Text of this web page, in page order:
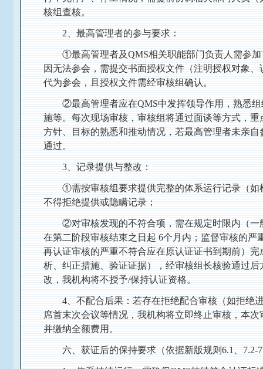
核组查核。
2、最高管理者的参与要求：
①最高管理者及QMS相关职能部门负责人需参
因无法参会，需提交书面授权文件（注明授权对象
代为参会，且授权文件需经审核组确认。
②最高管理者应在QMS中发挥领导作用，熟悉
施等。每次现场审核，审核组将通过面谈等方式，
方针、目标的熟悉和推动情况，若最高管理者未亲
通过。
3、记录提供与整改：
①需按审核组要求提供完整的体系运行记录（如
不得拒绝提供或隐瞒记录；
②对审核发现的不符合项，需在规定时限内（一
在第二阶段审核结束之日起 6个月内；监督审核的严
再认证审核的严重不符合应在原认证证书到期前）
析、纠正措施、验证证据），经审核组长核验通过
改，我机构将不授予/保持认证资格。
4、不配合后果：若存在拒绝配合审核（如拒绝
席首末次会议等情况，我机构将立即终止审核，本
并缴纳全额费用。
六、获证后的保持要求（依据新版规则6.1、7.2-